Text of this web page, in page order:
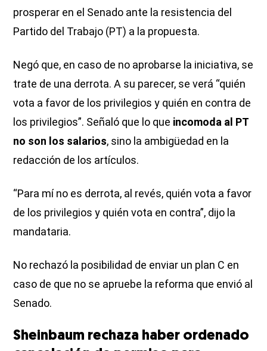
prosperar en el Senado ante la resistencia del
Partido del Trabajo (PT) a la propuesta.
Negó que, en caso de no aprobarse la iniciativa, se
trate de una derrota. A su parecer, se verá “quién
vota a favor de los privilegios y quién en contra de
los privilegios”. Señaló que lo que incomoda al PT
no son los salarios, sino la ambigüedad en la
redacción de los artículos.
“Para mí no es derrota, al revés, quién vota a favor
de los privilegios y quién vota en contra”, dijo la
mandataria.
No rechazó la posibilidad de enviar un plan C en
caso de que no se apruebe la reforma que envió al
Senado.
Sheinbaum rechaza haber ordenado